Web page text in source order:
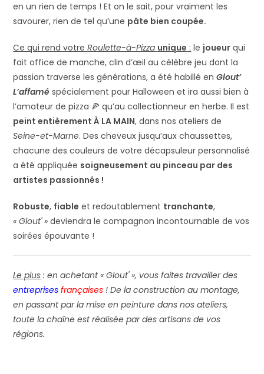
en un rien de temps ! Et on le sait, pour vraiment les
savourer, rien de tel qu’une pâte bien coupée.
Ce qui rend votreRoulette-à-Pizza unique : le joueur qui
fait office de manche, clin d’œil au célèbre jeu dont la
passion traverse les générations, a été habillé enGlout’
L’affamé spécialement pour Halloween et ira aussi bien à
l’amateur de pizza 🍕 qu’au collectionneur en herbe. Il est
peint entièrement À LA MAIN, dans nos ateliers de
Seine-et-Marne. Des cheveux jusqu’aux chaussettes,
chacune des couleurs de votre décapsuleur personnalisé
a été appliquée soigneusement au pinceau par des
artistes passionnés !
Robuste, fiable et redoutablement tranchante,
« Glout' » deviendra le compagnon incontournable de vos
soirées épouvante !
Le plus : en achetant « Glout' », vous faites travailler des
entreprises françaises ! De la construction au montage,
en passant par la mise en peinture dans nos ateliers,
toute la chaîne est réalisée par des artisans de vos
régions.